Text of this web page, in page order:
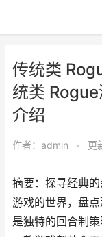
传统类
统类
介绍
作者： admin • 更
摘要：探寻经典
游戏的世界，盘
是独特的回合制